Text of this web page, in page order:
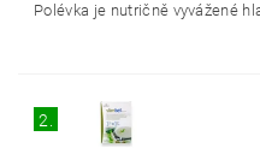
Polévka je nutričně vyvážené
2.